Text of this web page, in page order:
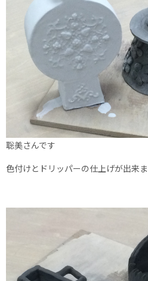
聡美さんです
色付けとドリッパーの仕上げが出来